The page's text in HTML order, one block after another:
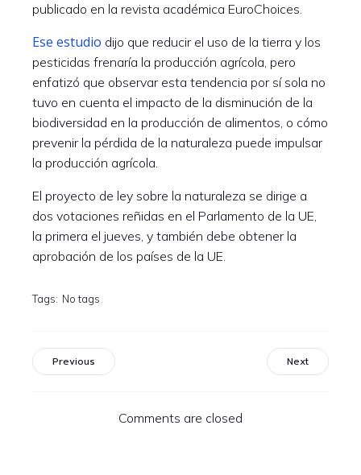
publicado en la revista académica EuroChoices.
Ese estudio dijo que reducir el uso de la tierra y los
pesticidas frenaría la producción agrícola, pero
enfatizó que observar esta tendencia por sí sola no
tuvo en cuenta el impacto de la disminución de la
biodiversidad en la producción de alimentos, o cómo
prevenir la pérdida de la naturaleza puede impulsar
la producción agrícola.
El proyecto de ley sobre la naturaleza se dirige a
dos votaciones reñidas en el Parlamento de la UE,
la primera el jueves, y también debe obtener la
aprobación de los países de la UE.
Tags: No tags
Previous Next
Comments are closed